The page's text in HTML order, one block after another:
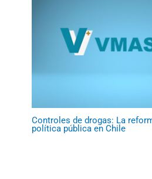
Controles de drogas: La
política pública en Chile